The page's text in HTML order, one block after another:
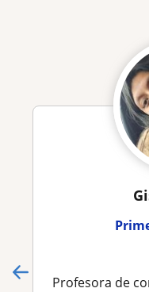
profesora de contabilidad